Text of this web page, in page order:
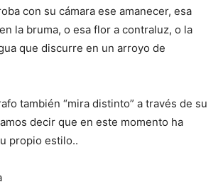
con su cámara ese amanecer, esa
la bruma, o esa flor a contraluz, o la
que discurre en un arroyo de
también “mira distinto” a través de su
decir que en este momento ha
propio estilo..